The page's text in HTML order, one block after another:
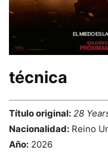
técnica
Título original: 28
Nacionalidad: Reino
Año: 2026